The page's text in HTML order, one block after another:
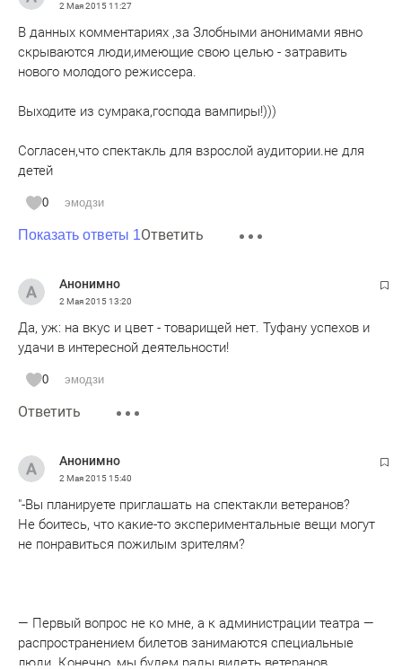
2 Мая 201511:27
В данных комментариях ,за Злобными анонимами явно
скрываются люди,имеющие свою целью - затравить
нового молодого режиссера.
Выходите из сумрака,господа вампиры!)))
Согласен,что спектакль для взрослой аудитории.не для
детей
0 эмодзи
Показать ответы 1Ответить
Анонимно
2 Мая 201513:20
Да, уж: на вкус и цвет - товарищей нет. Туфану успехов и
удачи в интересной деятельности!
0 эмодзи
Ответить
Анонимно
2 Мая 201515:40
"-Вы планируете приглашать на спектакли ветеранов?
Не боитесь, что какие-то экспериментальные вещи могут
не понравиться пожилым зрителям?
— Первый вопрос не ко мне, а к администрации театра —
распространением билетов занимаются специальные
люди. Конечно, мы будем рады видеть ветеранов,